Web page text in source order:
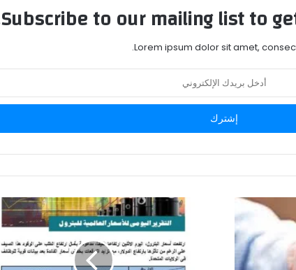
Subscribe to our mailing list to
Lorem ipsum dolor sit amet,